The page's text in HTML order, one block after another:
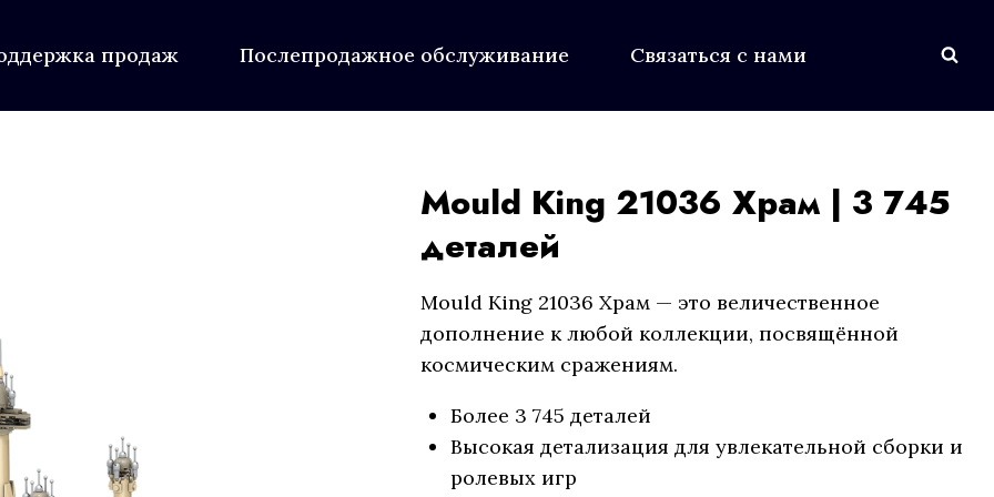
продаж Послепродажное обслуживание Связаться с нами
Mould King 21036 Храм | 3 745
деталей
Mould King 21036 Храм — это величественное
дополнение к любой коллекции, посвящённой
космическим сражениям.
Более 3 745 деталей
Высокая детализация для увлекательной сборки и
ролевых игр